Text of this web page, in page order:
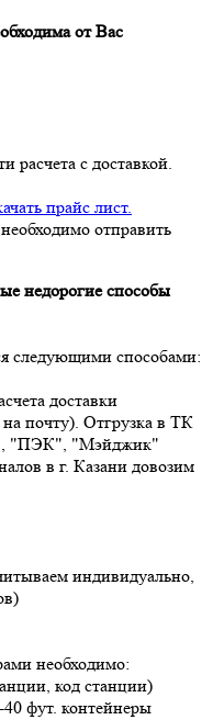
от Вас
расчета с доставкой.
прайс лист.
отправить
недорогие способы
следующими способами:
доставки
почту). Отгрузка в ТК
"ПЭК", "Мэйджик"
в г. Казани довозим
индивидуально,
необходимо:
код станции)
фут. контейнеры